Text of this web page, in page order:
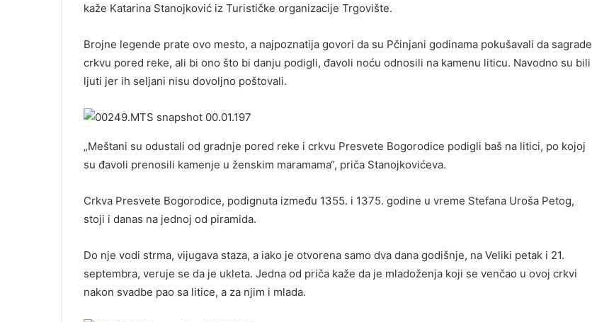
kaže Katarina Stanojković iz Turističke organizacije Trgovište.
Brojne legende prate ovo mesto, a najpoznatija govori da su Pčinjani godinama pokušavali da sagrade
crkvu pored reke, ali bi ono što bi danju podigli, đavoli noću odnosili na kamenu liticu. Navodno su bili
ljuti jer ih seljani nisu dovoljno poštovali.
„Meštani su odustali od gradnje pored reke i crkvu Presvete Bogorodice podigli baš na litici, po kojoj
su đavoli prenosili kamenje u ženskim maramama“, priča Stanojkovićeva.
Crkva Presvete Bogorodice, podignuta između 1355. i 1375. godine u vreme Stefana Uroša Petog,
stoji i danas na jednoj od piramida.
Do nje vodi strma, vijugava staza, a iako je otvorena samo dva dana godišnje, na Veliki petak i 21.
septembra, veruje se da je ukleta. Jedna od priča kaže da je mladoženja koji se venčao u ovoj crkvi
nakon svadbe pao sa litice, a za njim i mlada.